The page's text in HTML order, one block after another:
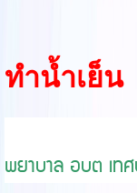
ทำน้ำเย็น
พยาบาล อบต เท